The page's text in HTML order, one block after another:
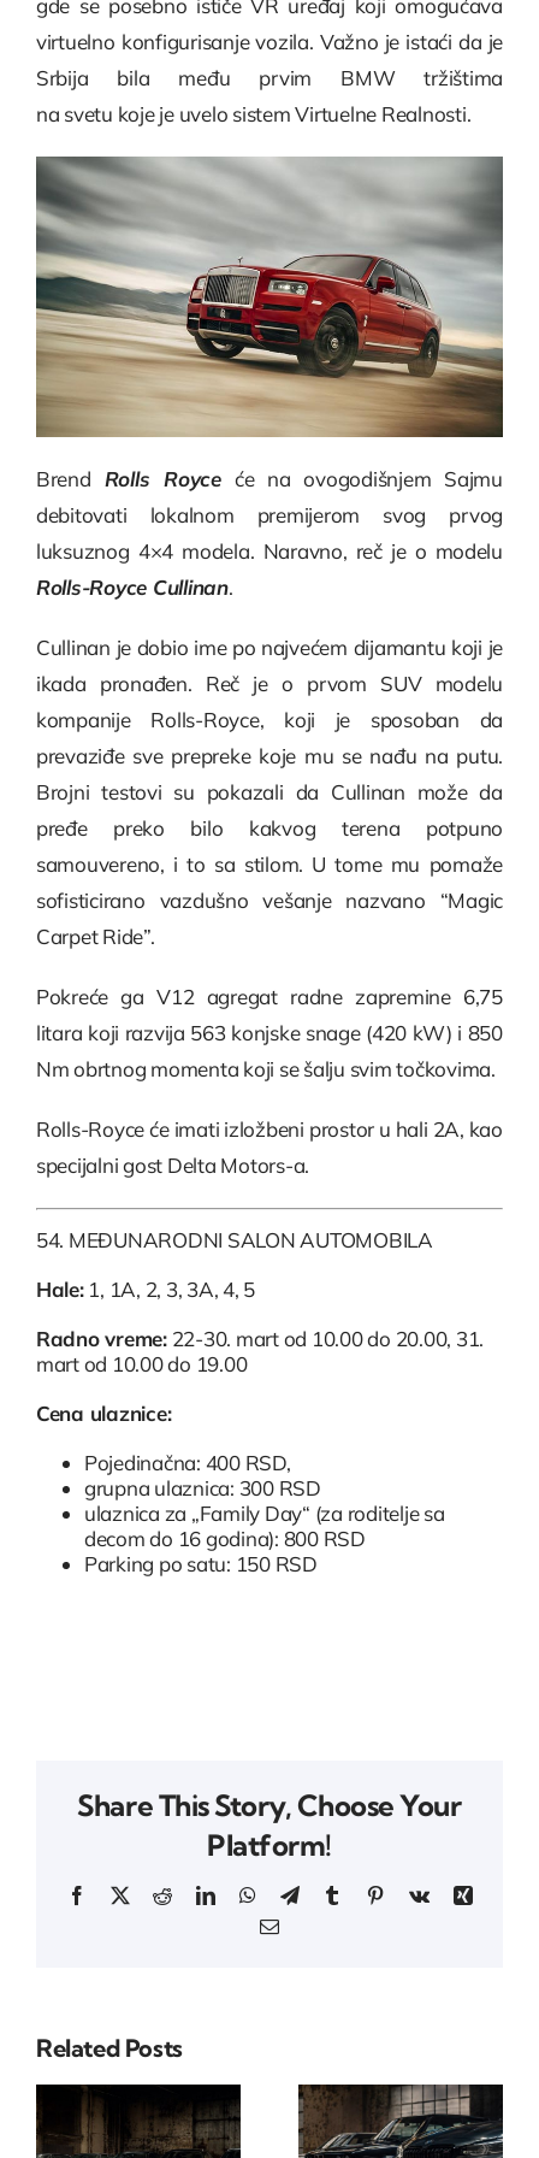
gde se posebno ističe VR uređaj koji omogućava
virtuelno konfigurisanje vozila. Važno je istaći da je
Srbija bila među prvim BMW tržištima
na svetu koje je uvelo sistem Virtuelne Realnosti.
Brend Rolls Royceće na ovogodišnjem Sajmu
debitovati lokalnom premijerom svog prvog
luksuznog 4×4 modela. Naravno, reč je o modelu
Rolls-Royce Cullinan.
Cullinan je dobio ime po najvećem dijamantu koji je
ikada pronađen. Reč je o prvom SUV modelu
kompanije Rolls-Royce, koji je sposoban da
prevaziđe sve prepreke koje mu se nađu na putu.
Brojni testovi su pokazali da Cullinan može da
pređe preko bilo kakvog terena potpuno
samouvereno, i to sa stilom. U tome mu pomaže
sofisticirano vazdušno vešanje nazvano “Magic
Carpet Ride”.
Pokreće ga V12 agregat radne zapremine 6,75
litara koji razvija 563 konjske snage (420 kW) i 850
Nm obrtnog momenta koji se šalju svim točkovima.
Rolls-Royce će imati izložbeni prostor u hali 2A, kao
specijalni gost Delta Motors-a.
54. MEĐUNARODNI SALON AUTOMOBILA
Hale:1, 1A, 2, 3, 3A, 4, 5
Radno vreme:22-30. mart od 10.00 do 20.00, 31.
mart od 10.00 do 19.00
Cena ulaznice:
Pojedinačna: 400 RSD,
grupna ulaznica: 300 RSD
ulaznica za „Family Day“ (za roditelje sa
decom do 16 godina): 800 RSD
Parking po satu: 150 RSD
Share This Story, Choose Your
Platform!
Facebook
X RedditLinkedInWhatsApp
TelegramTumblrPinterestVk
Xing
Email
Related Posts
Kako BMW
BMW M3